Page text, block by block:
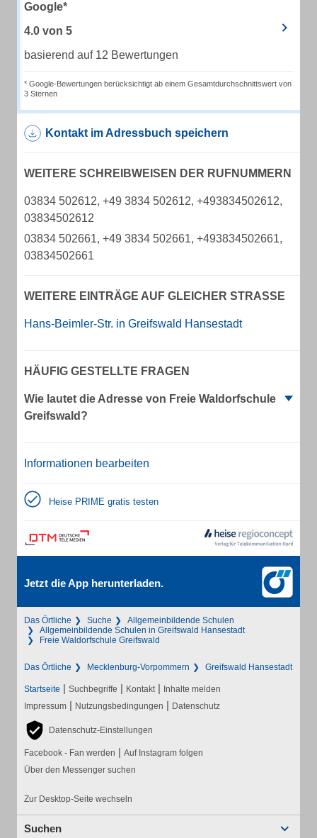
Google*
4.0 von 5
basierend auf 12 Bewertungen
* Google-Bewertungen berücksichtigt ab einem Gesamtdurchschnittswert von
3 Sternen
Kontakt im Adressbuch speichern
WEITERE SCHREIBWEISEN DER RUFNUMMERN
03834 502612, +49 3834 502612, +493834502612,
03834502612
03834 502661, +49 3834 502661, +493834502661,
03834502661
WEITERE EINTRÄGE AUF GLEICHER STRASSE
Hans-Beimler-Str. in Greifswald Hansestadt
HÄUFIG GESTELLTE FRAGEN
Wie lautet die Adresse von Freie Waldorfschule
Greifswald?
Informationen bearbeiten
Heise PRIME gratis testen
Jetzt die App herunterladen.
Das Örtliche Suche
Allgemeinbildende Schulen
Allgemeinbildende Schulen in Greifswald Hansestadt
Freie Waldorfschule Greifswald
Das Örtliche Mecklenburg-Vorpommern Greifswald Hansestadt
Startseite | Suchbegriffe | Kontakt | Inhalte melden
Impressum | Nutzungsbedingungen | Datenschutz
Datenschutz-Einstellungen
Facebook - Fan werden | Auf Instagram folgen
Über den Messenger suchen
Zur Desktop-Seite wechseln
Suchen